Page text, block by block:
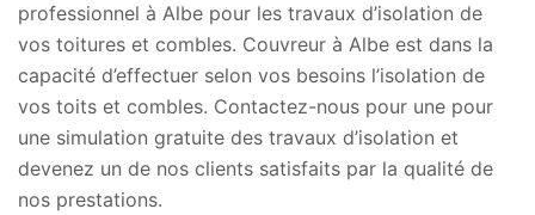
professionnel à Albe pour les travaux d’isolation de
vos toitures et combles. Couvreur à Albe est dans la
capacité d’effectuer selon vos besoins l’isolation de
vos toits et combles. Contactez-nous pour une pour
une simulation gratuite des travaux d’isolation et
devenez un de nos clients satisfaits par la qualité de
nos prestations.